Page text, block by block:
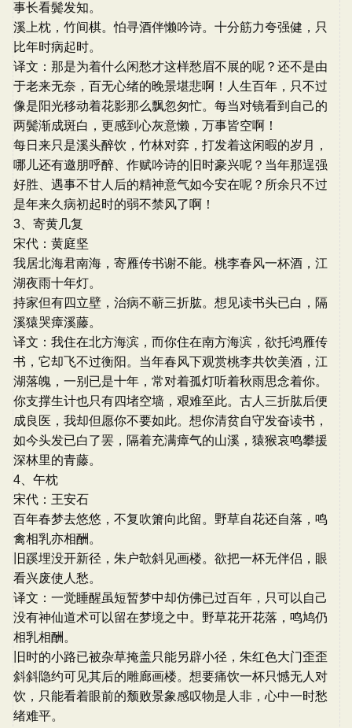
事长看鬓发知。
溪上枕，竹间棋。怕寻酒伴懒吟诗。十分筋力夸强健，只
比年时病起时。
译文：那是为着什么闲愁才这样愁眉不展的呢？还不是由
于老来无奈，百无心绪的晚景堪悲啊！人生百年，只不过
像是阳光移动着花影那么飘忽匆忙。每当对镜看到自己的
两鬓渐成斑白，更感到心灰意懒，万事皆空啊！
每日来只是溪头醉饮，竹林对弈，打发着这闲暇的岁月，
哪儿还有邀朋呼醉、作赋吟诗的旧时豪兴呢？当年那逞强
好胜、遇事不甘人后的精神意气如今安在呢？所余只不过
是年来久病初起时的弱不禁风了啊！
3、寄黄几复
宋代：黄庭坚
我居北海君南海，寄雁传书谢不能。桃李春风一杯酒，江
湖夜雨十年灯。
持家但有四立壁，治病不蕲三折肱。想见读书头已白，隔
溪猿哭瘴溪藤。
译文：我住在北方海滨，而你住在南方海滨，欲托鸿雁传
书，它却飞不过衡阳。当年春风下观赏桃李共饮美酒，江
湖落魄，一别已是十年，常对着孤灯听着秋雨思念着你。
你支撑生计也只有四堵空墙，艰难至此。古人三折肱后便
成良医，我却但愿你不要如此。想你清贫自守发奋读书，
如今头发已白了罢，隔着充满瘴气的山溪，猿猴哀鸣攀援
深林里的青藤。
4、午枕
宋代：王安石
百年春梦去悠悠，不复吹箫向此留。野草自花还自落，鸣
禽相乳亦相酬。
旧蹊埋没开新径，朱户欹斜见画楼。欲把一杯无伴侣，眼
看兴废使人愁。
译文：一觉睡醒虽短暂梦中却仿佛已过百年，只可以自己
没有神仙道术可以留在梦境之中。野草花开花落，鸣鸠仍
相乳相酬。
旧时的小路已被杂草掩盖只能另辟小径，朱红色大门歪歪
斜斜隐约可见其后的雕廊画楼。想要痛饮一杯只憾无人对
饮，只能看着眼前的颓败景象感叹物是人非，心中一时愁
绪难平。